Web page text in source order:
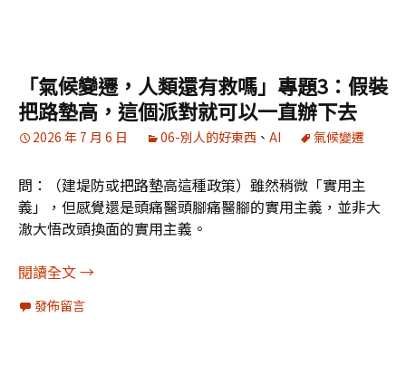
「氣候變遷，人類還有救嗎」專題3：假裝
把路墊高，這個派對就可以一直辦下去
2026 年 7 月 6 日 06-別人的好東西 、 AI 氣候變遷
問：（建堤防或把路墊高這種政策）雖然稍微「實用主
義」，但感覺還是頭痛醫頭腳痛醫腳的實用主義，並非大
澈大悟改頭換面的實用主義。
閱讀全文「氣候變遷，人類還有救嗎」專題3：假裝把路墊
→
發佈留言